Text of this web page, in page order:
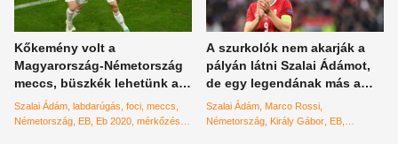
Kőkemény volt a
Magyarország-Németország
meccs, büszkék lehetünk a
válogatottunkra!
Szalai Ádám labdarúgás foci meccs
Németország EB Eb 2020 mérkőzés
A szurkolók nem akarják a
pályán látni Szalai Ádámot,
de egy legendának más a
véleménye
Szalai Ádám Marco Rossi
Németország Király Gábor EB